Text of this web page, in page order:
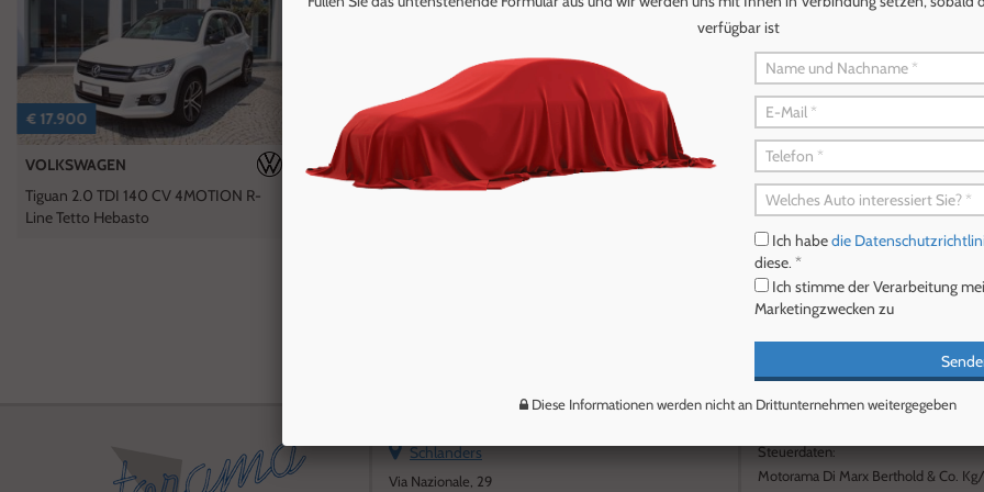
AREA COMMERCIANTI
ITALIANO
€ 17.900
VOLKSWAGEN
Tiguan 2.0 TDI 140 CV 4MOTION R-
Line Tetto Hebasto
€ 14.800
SUZUKI
Grand Vitara 1.9 DDiS 5 porte
€ 49.400
MERCEDES-BENZ
GLE 350 de hybrid EQ 4Matic Premium
208 BlueHDi
Allure
Schlanders
Via Nazionale, 29
Steuerdaten:
Motorama Di Marx Berthold & Co.
verfügbar ist
Ich habedie
diese. *
Ich stimme der Verarbeitung
Marketingzwecken zu
Diese Informationen werden nicht an Drittunternehmen weitergegeben